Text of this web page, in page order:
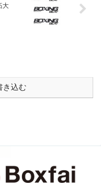
大
き込む